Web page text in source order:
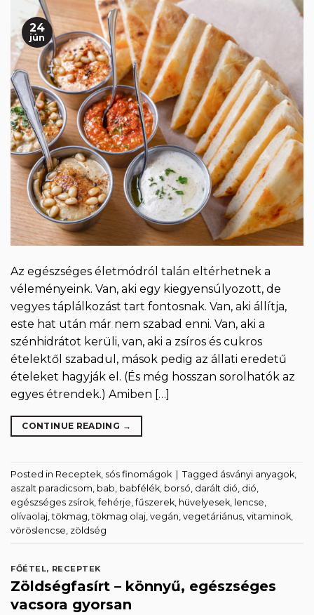
24
jún
Az egészséges életmódról talán eltérhetnek a
véleményeink. Van, aki egy kiegyensúlyozott, de
vegyes táplálkozást tart fontosnak. Van, aki állítja,
este hat után már nem szabad enni. Van, aki a
szénhidrátot kerüli, van, aki a zsíros és cukros
ételektől szabadul, mások pedig az állati eredetű
ételeket hagyják el. (És még hosszan sorolhatók az
egyes étrendek.) Amiben […]
CONTINUE READING →
Posted in Receptek sós finomágok | Tagged ásványi anyagok
aszalt paradicsom bab babfélék borsó darált dió dió
egészséges zsírok ,fehérje ,fűszerek hüvelyesek lencse
olívaolaj ,tökmag ,tökmag olaj vegán vegetáriánus vitaminok
vöröslencse zöldség
FŐÉTEL, RECEPTEK
Zöldségfasírt – könnyű, egészséges
vacsora gyorsan